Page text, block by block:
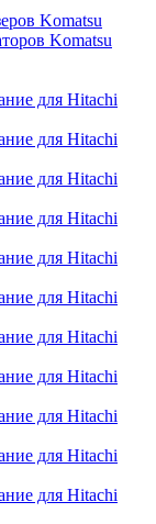
Komatsu
Komatsu
для Hitachi
для Hitachi
для Hitachi
для Hitachi
для Hitachi
для Hitachi
для Hitachi
для Hitachi
для Hitachi
для Hitachi
для Hitachi